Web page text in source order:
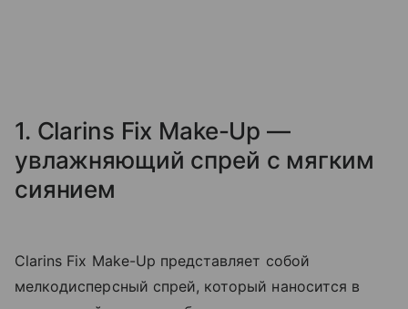
1. Clarins Fix Make-Up —
увлажняющий спрей с мягким
сиянием
Clarins Fix Make-Up представляет собой
мелкодисперсный спрей, который наносится в